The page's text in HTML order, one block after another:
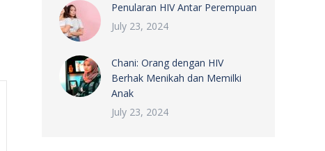
Penularan HIV Antar Perempuan
July 23, 2024
Chani: Orang dengan HIV
Berhak Menikah dan Memilki
Anak
July 23, 2024